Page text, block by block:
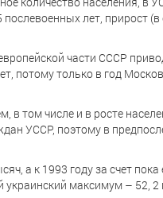
лет, прирост
части СССР
потому только в год
в том числе и в росте
УССР, поэтому в
а к 1993 году за счет
украинский максимум – 52,